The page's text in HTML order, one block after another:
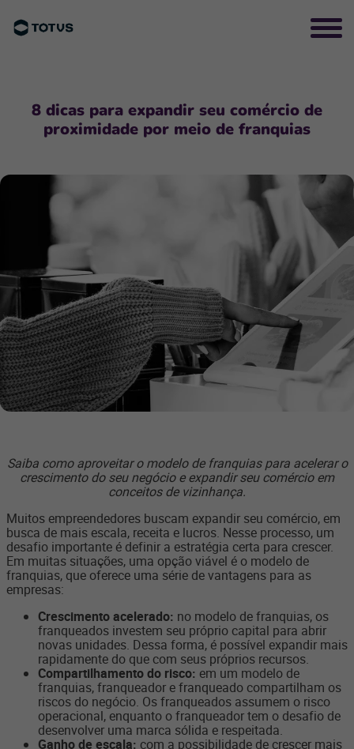
8 dicas para expandir seu comércio de
proximidade por meio de franquias
Saiba como aproveitar o modelo de franquias para acelerar o
crescimento do seu negócio e expandir seu comércio em
conceitos de vizinhança.
Muitos empreendedores buscam expandir seu comércio, em
busca de mais escala, receita e lucros. Nesse processo, um
desafio importante é definir a estratégia certa para crescer.
Em muitas situações, uma opção viável é o modelo de
franquias, que oferece uma série de vantagens para as
empresas:
Crescimento acelerado: no modelo de franquias, os
franqueados investem seu próprio capital para abrir
novas unidades. Dessa forma, é possível expandir mais
rapidamente do que com seus próprios recursos.
Compartilhamento do risco: em um modelo de
franquias, franqueador e franqueado compartilham os
riscos do negócio. Os franqueados assumem o risco
operacional, enquanto o franqueador tem o desafio de
desenvolver uma marca sólida e respeitada.
Ganho de escala: com a possibilidade de crescer mais